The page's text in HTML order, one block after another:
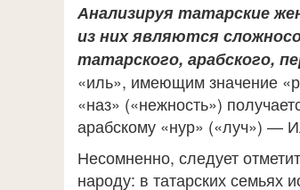
Анализируя татарские
из них являются
татарского, арабского,
«иль», имеющим значение
«наз» («нежность»)
арабскому «нур» («луч») —
Несомненно, следует
народу: в татарских семьях